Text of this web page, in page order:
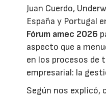
Juan Cuerdo,
España y Portugal
Fórum amec 2026
aspecto que a
en los procesos de
empresarial: la
Según nos explicó,